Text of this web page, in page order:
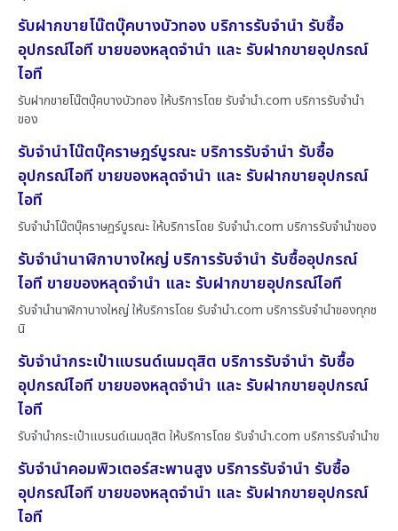
รับฝากขายโน๊ตบุ๊คบางบัวทอง บริการรับจำนำ รับซื้อ
อุปกรณ์ไอที ขายของหลุดจำนำ และ รับฝากขายอุปกรณ์
ไอที
รับฝากขายโน๊ตบุ๊คบางบัวทอง ให้บริการโดย รับจํานํา.com บริการรับจำนำ
ของ
รับจำนำโน๊ตบุ๊คราษฎร์บูรณะ บริการรับจำนำ รับซื้อ
อุปกรณ์ไอที ขายของหลุดจำนำ และ รับฝากขายอุปกรณ์
ไอที
รับจำนำโน๊ตบุ๊คราษฎร์บูรณะ ให้บริการโดย รับจํานํา.com บริการรับจำนำของ
รับจำนำนาฬิกาบางใหญ่ บริการรับจำนำ รับซื้ออุปกรณ์
ไอที ขายของหลุดจำนำ และ รับฝากขายอุปกรณ์ไอที
รับจำนำนาฬิกาบางใหญ่ ให้บริการโดย รับจํานํา.com บริการรับจำนำของทุกช
นิ
รับจำนำกระเป๋าแบรนด์เนมดุสิต บริการรับจำนำ รับซื้อ
อุปกรณ์ไอที ขายของหลุดจำนำ และ รับฝากขายอุปกรณ์
ไอที
รับจำนำกระเป๋าแบรนด์เนมดุสิต ให้บริการโดย รับจํานํา.com บริการรับจำนำข
รับจำนำคอมพิวเตอร์สะพานสูง บริการรับจำนำ รับซื้อ
อุปกรณ์ไอที ขายของหลุดจำนำ และ รับฝากขายอุปกรณ์
ไอที